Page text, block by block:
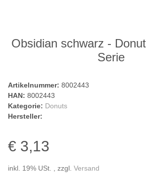
Obsidian schwarz -
Serie
Artikelnummer: 8002443
HAN: 8002443
Kategorie: Donuts
Hersteller:
€ 3,13
inkl. 19% USt. , zzgl. Versand